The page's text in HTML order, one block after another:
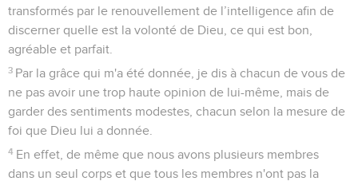
transformés par le renouvellement de l’intelligence afin de
discerner quelle est la volonté de Dieu, ce qui est bon,
agréable et parfait.
3 Par la grâce qui m'a été donnée, je dis à chacun de vous de
ne pas avoir une trop haute opinion de lui-même, mais de
garder des sentiments modestes, chacun selon la mesure de
foi que Dieu lui a donnée.
4 En effet, de même que nous avons plusieurs membres
dans un seul corps et que tous les membres n'ont pas la